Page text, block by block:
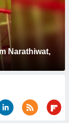
Narathiwat,